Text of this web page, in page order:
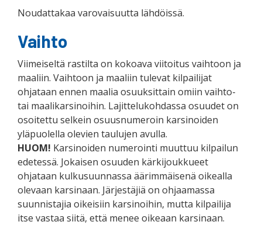
Noudattakaa varovaisuutta lähdöissä.
Vaihto
Viimeiseltä rastilta on kokoava viitoitus vaihtoon ja
maaliin. Vaihtoon ja maaliin tulevat kilpailijat
ohjataan ennen maalia osuuksittain omiin vaihto-
tai maalikarsinoihin. Lajittelukohdassa osuudet on
osoitettu selkein osuusnumeroin karsinoiden
yläpuolella olevien taulujen avulla.
HUOM! Karsinoiden numerointi muuttuu kilpailun
edetessä. Jokaisen osuuden kärkijoukkueet
ohjataan kulkusuunnassa äärimmäisenä oikealla
olevaan karsinaan. Järjestäjiä on ohjaamassa
suunnistajia oikeisiin karsinoihin, mutta kilpailija
itse vastaa siitä, että menee oikeaan karsinaan.